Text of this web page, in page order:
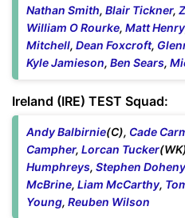
Nathan Smith, Blair Tickner,
William O Rourke, Matt Henry
Mitchell, Dean Foxcroft,
Kyle Jamieson, Ben Sears,
Ireland (IRE) TEST Squad:
Andy Balbirnie(C), Cade
Campher, Lorcan Tucker
Humphreys, Stephen Doheny
McBrine, Liam McCarthy,
Young, Reuben Wilson